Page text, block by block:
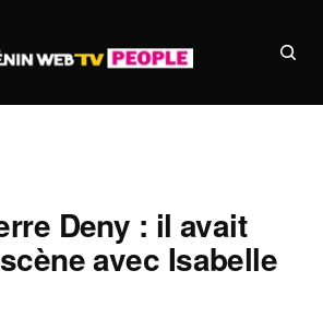
Deny : il avait
avec Isabelle